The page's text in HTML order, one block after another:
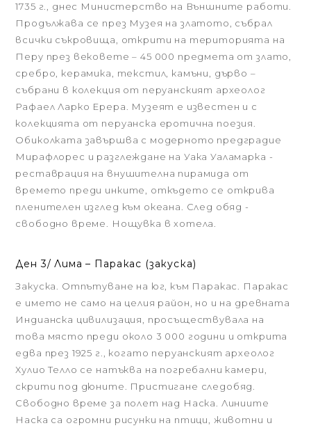
1735 г., днес Министерство на Външните работи.
Продължава се през Музея на златото, събрал
всички съкровища, открити на територията на
Перу през вековете – 45 000 предмета от злато,
сребро, керамика, текстил, камъни, дърво –
събрани в колекция от перуанският археолог
Рафаел Ларко Ерера. Музеят е известен и с
колекцията от перуанска еротична поезия.
Обиколката завършва с модерното предградие
Мирафлорес и разглеждане на Уака Уаламарка -
реставрация на внушителна пирамида от
времето преди инките, откъдето се открива
пленителен изглед към океана. След обяд -
свободно време. Нощувка в хотела.
Ден 3/ Лима – Паракас (закуска)
Закуска. Отпътуване на юг, към Паракас. Паракас
е името не само на целия район, но и на древната
Индианска цивилизация, просъществувала на
това място преди около 3 000 години и открита
едва през 1925 г., когато перуанският археолог
Хулио Телло се натъква на погребални камери,
скрити под дюните. Пристигане следобяд.
Свободно време за полет над Наска. Линиите
Наска са огромни рисунки на птици, животни и